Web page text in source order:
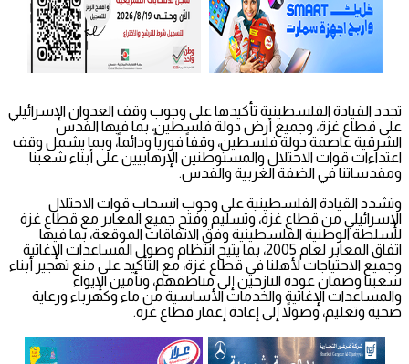
تجدد القيادة الفلسطينية تأكيدها على وجوب وقف العدوان الإسرائيلي
على قطاع غزة، وجميع أرض دولة فلسطين، بما فيها القدس
الشرقية عاصمة دولة فلسطين، وقفاً فورياً ودائماً، وبما يشمل وقف
اعتداءات قوات الاحتلال والمستوطنين الإرهابيين على أبناء شعبنا
ومقدساتنا في الضفة الغربية والقدس.
وتشدد القيادة الفلسطينية على وجوب انسحاب قوات الاحتلال
الإسرائيلي من قطاع غزة، وتسليم وفتح جميع المعابر مع قطاع غزة
للسلطة الوطنية الفلسطينية وفق الاتفاقات الموقعة، بما فيها
اتفاق المعابر لعام 2005، بما يتيح انتظام وصول المساعدات الإغاثية
وجميع الاحتياجات لأهلنا في قطاع غزة، مع التأكيد على منع تهجير أبناء
شعبنا وضمان عودة النازحين إلى مناطقهم، وتأمين الإيواء
والمساعدات الإغاثية والخدمات الأساسية من ماء وكهرباء ورعاية
صحية وتعليم، وصولاً إلى إعادة إعمار قطاع غزة.